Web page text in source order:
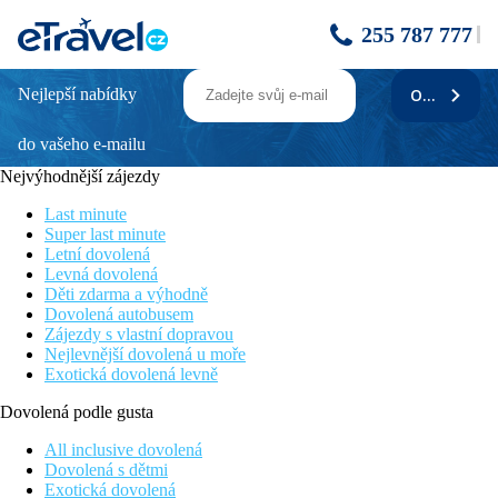
255 787 777
KAZALALA HOSTED B&B
Poloha
• přibližně 50 km od centra Port Louis
• přibližně 1,6 km od pláže
• doba jízdy z letiště přibližně 40 min.
• přibližně 5,5 km od Chemin Grenier
• přibližně 850 m od golfového hřiště Le Chateau Golf Clubu
Bezbariérový přístup
• Hotel není vhodný pro osoby se zdravotním postižením
Hotel
pokoje: 18, chaty: 4
Nejlepší nabídky
do vašeho e-mailu
ODEBÍRAT
Nejvýhodnější zájezdy
Last minute
Super last minute
Letní dovolená
Levná dovolená
Děti zdarma a výhodně
Dovolená autobusem
Zájezdy s vlastní dopravou
Nejlevnější dovolená u moře
Exotická dovolená levně
Dovolená podle gusta
All inclusive dovolená
Dovolená s dětmi
Exotická dovolená